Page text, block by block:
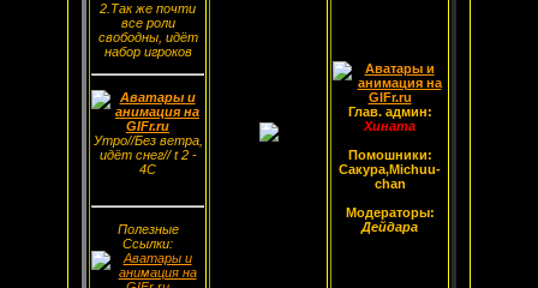
2.Так же почти
все роли
свободны, идёт
набор игроков
Утро//Без ветра,
идёт снег// t 2 -
4С
Полезные
Ссылки:
Глав. админ:
Хината
Помошники:
Сакура,Michuu-
chan
Модераторы:
Дейдара